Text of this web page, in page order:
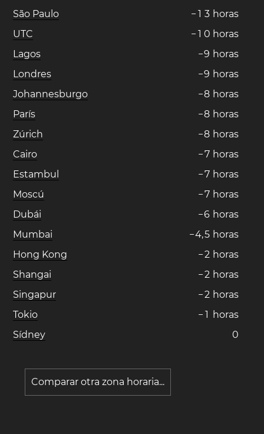
São Paulo
− 1 3 horas
UTC
− 1 0 horas
Lagos
−9 horas
Londres
−9 horas
Johannesburgo
−8 horas
París
−8 horas
Zúrich
−8 horas
Cairo
−7 horas
Estambul
−7 horas
Moscú
−7 horas
Dubái
−6 horas
Mumbai
−4,5 horas
Hong Kong
−2 horas
Shangai
−2 horas
Singapur
−2 horas
Tokio
− 1 horas
Sídney
0
Comparar otra zona horaria...